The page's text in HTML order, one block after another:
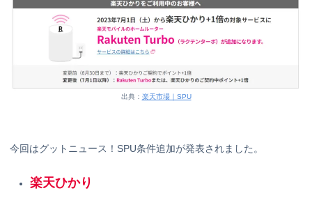
出典： 楽天市場｜SPU
今回はグットニュース！SPU条件追加が発表されました。
楽天ひかり